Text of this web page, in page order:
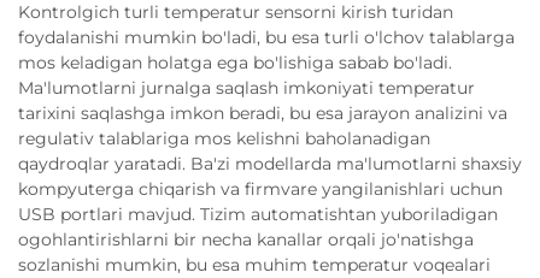
Kontrolgich turli temperatur sensorni kirish turidan
foydalanishi mumkin bo'ladi, bu esa turli o'lchov talablarga
mos keladigan holatga ega bo'lishiga sabab bo'ladi.
Ma'lumotlarni jurnalga saqlash imkoniyati temperatur
tarixini saqlashga imkon beradi, bu esa jarayon analizini va
regulativ talablariga mos kelishni baholanadigan
qaydroqlar yaratadi. Ba'zi modellarda ma'lumotlarni shaxsiy
kompyuterga chiqarish va firmvare yangilanishlari uchun
USB portlari mavjud. Tizim automatishtan yuboriladigan
ogohlantirishlarni bir necha kanallar orqali jo'natishga
sozlanishi mumkin, bu esa muhim temperatur voqealari